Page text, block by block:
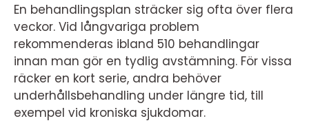
En behandlingsplan sträcker sig ofta över flera
veckor. Vid långvariga problem
rekommenderas ibland 510 behandlingar
innan man gör en tydlig avstämning. För vissa
räcker en kort serie, andra behöver
underhållsbehandling under längre tid, till
exempel vid kroniska sjukdomar.